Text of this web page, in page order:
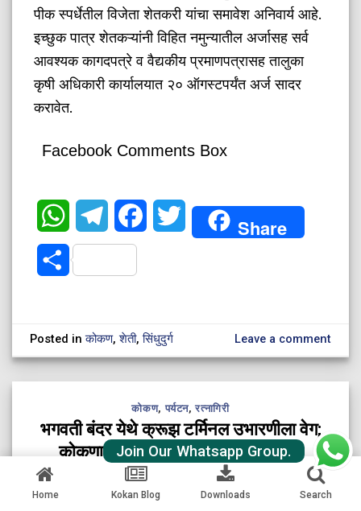
पीक स्पर्धेतील विजेता शेतकरी यांचा समावेश अनिवार्य आहे.
इच्छुक पात्र शेतकऱ्यांनी विहित नमुन्यातील अर्जासह सर्व
आवश्यक कागदपत्रे व वैद्यकीय प्रमाणपत्रासह तालुका
कृषी अधिकारी कार्यालयात २० ऑगस्टपर्यंत अर्ज सादर
करावेत.
Facebook Comments Box
WhatsAppTelegramFacebookTwitter Share
Share
Posted inकोकण,शेती,सिंधुदुर्ग Leave a comment
कोकण, पर्यटन,रत्नागिरी
भगवती बंदर येथे क्रूझ टर्मिनल उभारणीला वेग;
कोकणातील पर्यटनाला मिळणार नवी दिशा
POSTED ON AUGUST 6, 2026 11:00 AMBY
KOKANAI
Home Kokan Blog Downloads Search
Join Our Whatsapp Group.